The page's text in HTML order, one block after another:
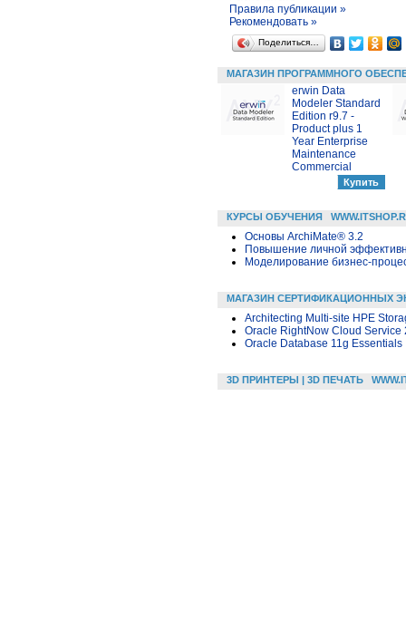
Правила публикации »
Рекомендовать »
Поделиться…
МАГАЗИН ПРОГРАММНОГО
erwin Data
Modeler Standard
Edition r9.7 -
Product plus 1
Year Enterprise
Maintenance
Commercial
КУРСЫ ОБУЧЕНИЯ
Основы ArchiMate® 3.2
Повышение личной
Моделирование бизнес-
МАГАЗИН СЕРТИФИКАЦИОННЫХ
Architecting Multi-site HPE
Oracle RightNow Cloud
Oracle Database 11g Essentials
3D ПРИНТЕРЫ | 3D ПЕЧАТЬ